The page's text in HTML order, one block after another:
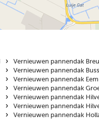
› Vernieuwen pannendak
› Vernieuwen pannendak
› Vernieuwen pannendak
› Vernieuwen pannendak
› Vernieuwen pannendak
› Vernieuwen pannendak
› Vernieuwen pannendak